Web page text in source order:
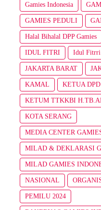
Gamies Indonesia
GAMIES PEDULI
Halal Bihalal DPP Gamies
IDUL FITRI Idul Fitrri
JAKARTA BARAT
KAMAL KETUA
KETUM TTKKBI
KOTA SERANG
MEDIA CENTER
MILAD & DEKLARASI
INDONESIA
MILAD GAMIES
NASIONAL
PEMILU 2024